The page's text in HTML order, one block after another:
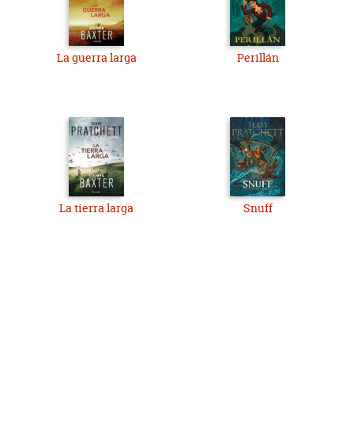
La guerra larga Perillán
La tierra larga Snuff